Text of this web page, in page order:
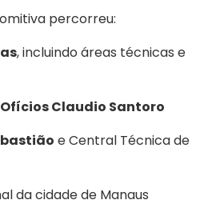
percorreu:
, incluindo áreas técnicas e
Ofícios Claudio Santoro
e Central Técnica de
da cidade de Manaus